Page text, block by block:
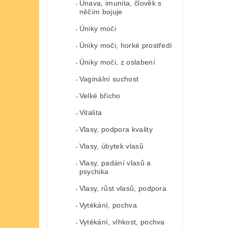
Únava, imunita, člověk s
něčím bojuje
Úniky moči
Úniky moči, horké prostředí
Úniky moči, z oslabení
Vaginální suchost
Velké břicho
Vitalita
Vlasy, podpora kvality
Vlasy, úbytek vlasů
Vlasy, padání vlasů a
psychika
Vlasy, růst vlasů, podpora
Vytékání, pochva
Vytékání, vlhkost, pochva